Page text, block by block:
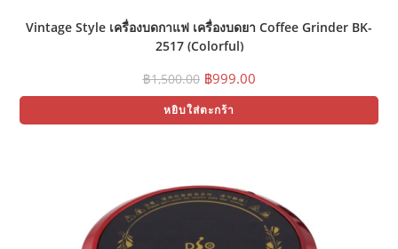
Vintage Style เครื่องบดกาแฟ เครื่องบดยา Coffee Grinder BK-
2517 (Colorful)
฿1,500.00 Original
price
was:
฿1,500.00.
฿999.00Current
price
฿999.00.
หยิบใส่ตะกร้า